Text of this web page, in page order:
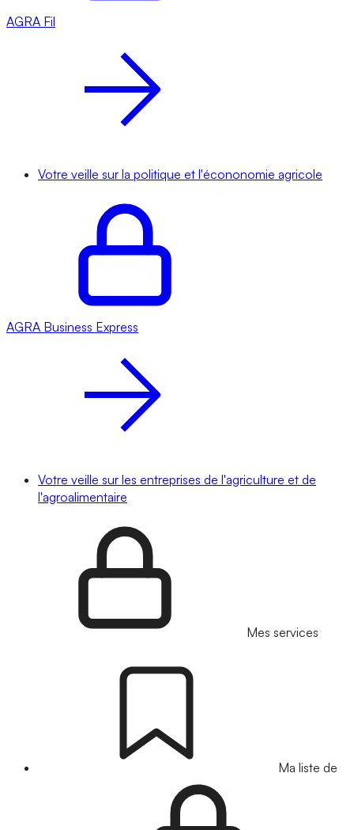
AGRA Fil
Votre veille sur la politique et l'écononomie agricole
AGRA Business Express
Votre veille sur les entreprises de l'agriculture et de
l'agroalimentaire
Mes services
Ma liste de